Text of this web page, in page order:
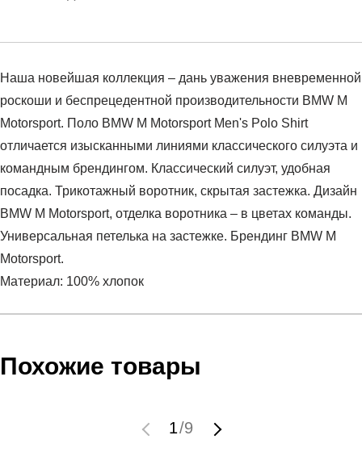
Наша новейшая коллекция – дань уважения вневременной
роскоши и беспрецедентной производительности BMW M
Motorsport. Поло BMW M Motorsport Men's Polo Shirt
отличается изысканными линиями классического силуэта и
командным брендингом. Классический силуэт, удобная
посадка. Трикотажный воротник, скрытая застежка. Дизайн
BMW M Motorsport, отделка воротника – в цветах команды.
Универсальная петелька на застежке. Брендинг BMW M
Motorsport.
Материал: 100% хлопок
Пол:мужской
спортивный стиль
Инструкция по оплате есть в самом конце счета, который
мы не увидим Вашу оплату.
Похожие товары
1/9